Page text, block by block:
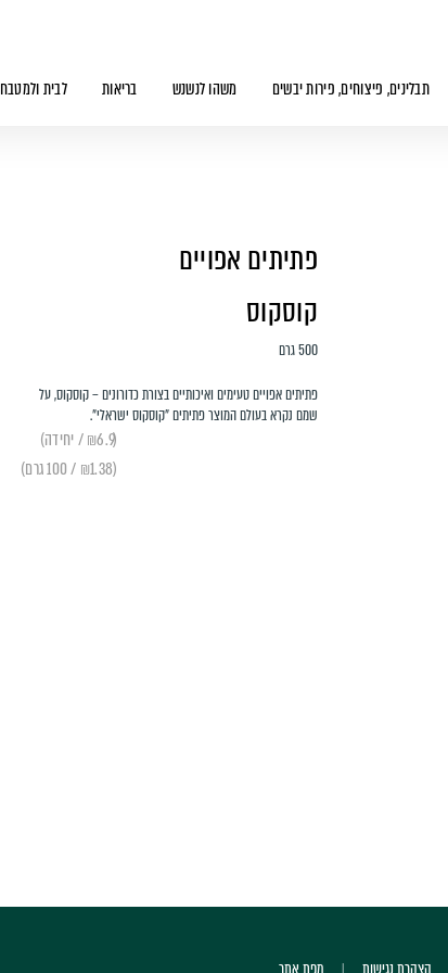
תבלינים, פיצוחים, פירות יבשים משהו לנשנש בריאות לבית ולמטבח
פתיתים אפויים
קוסקוס
500 גרם
פתיתים אפויים טעימים ואיכותיים בצורת כדורונים – קוסקוס, על
שמם נקרא בעולם המוצר פתיתים "קוסקוס ישראלי".
(₪6.9 / יחידה)
(₪1.38 / 100 גרם)